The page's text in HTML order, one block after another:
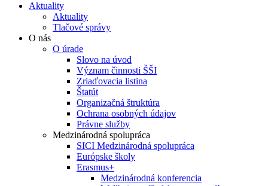
Aktuality
Aktuality
Tlačové správy
O nás
O úrade
Slovo na úvod
Význam činnosti ŠŠI
Zriaďovacia listina
Štatút
Organizačná štruktúra
Ochrana osobných údajov
Právne služby
Medzinárodná spolupráca
SICI Medzinárodná spolupráca
Európske školy
Erasmus+
Medzinárodná konferencia